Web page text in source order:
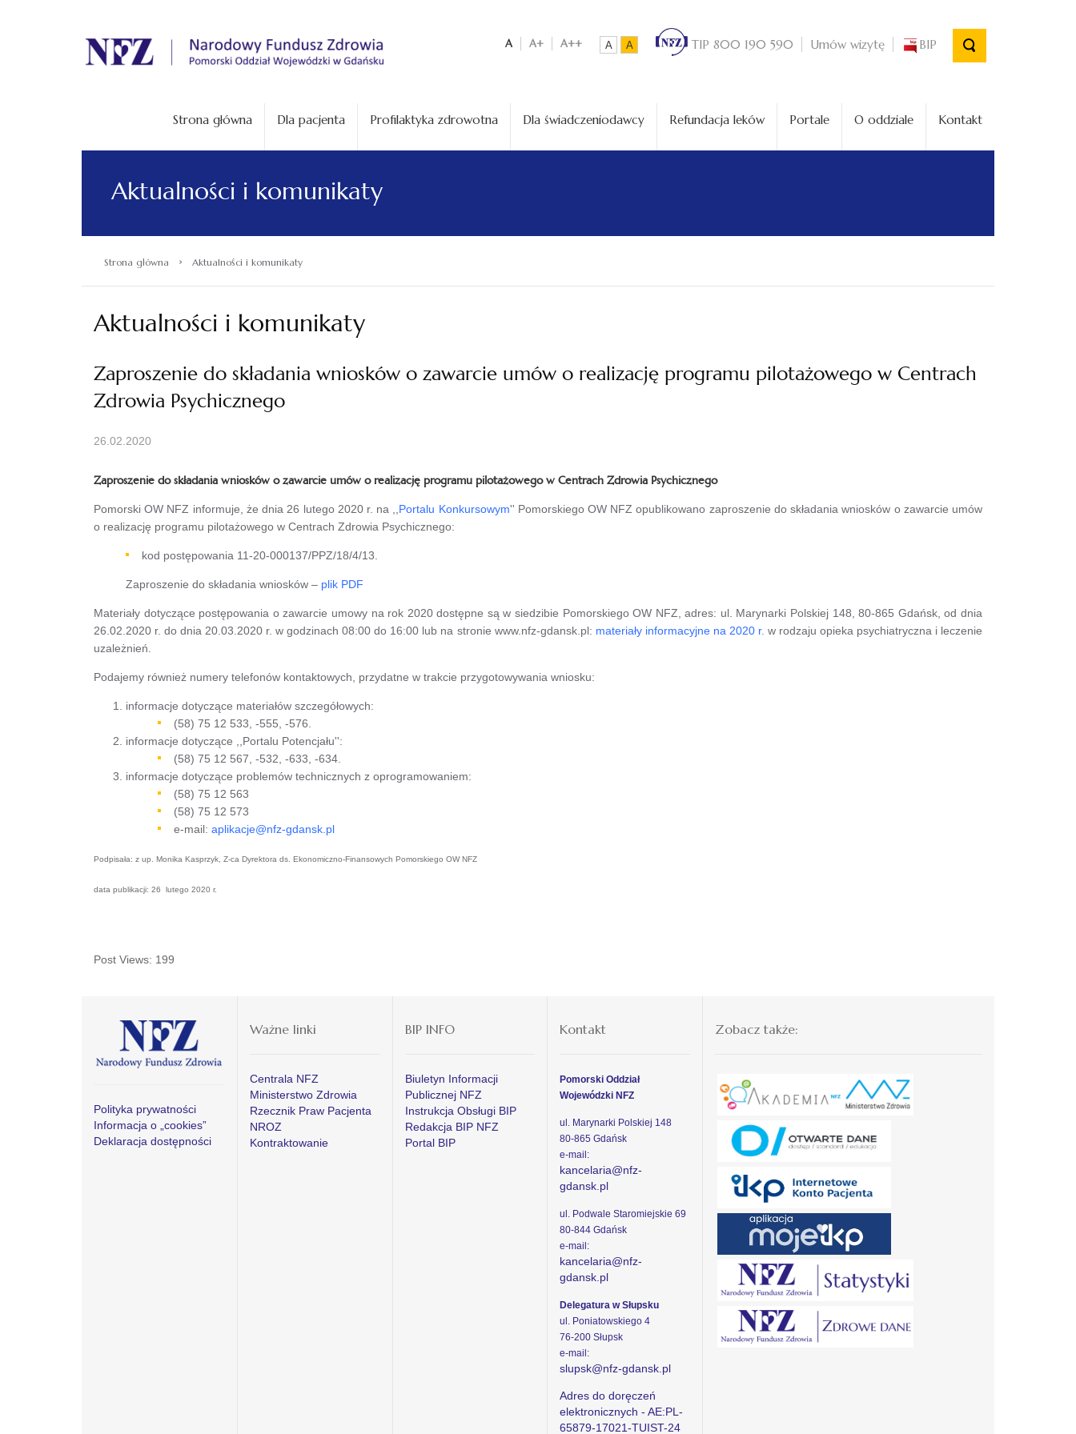
. A A+ A++ A A TIP 800 190 590 Umów wizytę BIP
Strona główna Dla pacjenta Profilaktyka zdrowotna Dla świadczeniodawcy Refundacja leków Portale O oddziale Kontakt
Aktualności i komunikaty
Strona główna › Aktualności i komunikaty
Aktualności i komunikaty
Zaproszenie do składania wniosków o zawarcie umów o realizację programu pilotażowego w Centrach
Zdrowia Psychicznego
26.02.2020
Zaproszenie do składania wniosków o zawarcie umów o realizację programu pilotażowego w Centrach Zdrowia Psychicznego
Pomorski OW NFZ informuje, że dnia 26 lutego 2020 r. na ,, Portalu Konkursowym'' Pomorskiego OW NFZ opublikowano zaproszenie do składania wniosków o zawarcie umów
o realizację programu pilotażowego w Centrach Zdrowia Psychicznego:
kod postępowania 11-20-000137/PPZ/18/4/13.
Zaproszenie do składania wniosków – plik PDF
Materiały dotyczące postępowania o zawarcie umowy na rok 2020 dostępne są w siedzibie Pomorskiego OW NFZ, adres: ul. Marynarki Polskiej 148, 80-865 Gdańsk, od dnia
26.02.2020 r. do dnia 20.03.2020 r. w godzinach 08:00 do 16:00 lub na stronie www.nfz-gdansk.pl: materiały informacyjne na 2020 r. w rodzaju opieka psychiatryczna i leczenie
uzależnień.
Podajemy również numery telefonów kontaktowych, przydatne w trakcie przygotowywania wniosku:
informacje dotyczące materiałów szczegółowych:
(58) 75 12 533, -555, -576.
informacje dotyczące ,,Portalu Potencjału'':
(58) 75 12 567, -532, -633, -634.
informacje dotyczące problemów technicznych z oprogramowaniem:
(58) 75 12 563
(58) 75 12 573
e-mail: aplikacje@nfz-gdansk.pl
Podpisała: z up. Monika Kasprzyk, Z-ca Dyrektora ds. Ekonomiczno-Finansowych Pomorskiego OW NFZ
data publikacji: 26 lutego 2020 r.
Post Views: 199
Polityka prywatności
Informacja o „cookies”
Deklaracja dostępności
Ważne linki
Centrala NFZ
Ministerstwo Zdrowia
Rzecznik Praw Pacjenta
NROZ
Kontraktowanie
BIP INFO
Biuletyn Informacji
Publicznej NFZ
Instrukcja Obsługi BIP
Redakcja BIP NFZ
Portal BIP
Kontakt
Pomorski Oddział
Wojewódzki NFZ
ul. Marynarki Polskiej 148
80-865 Gdańsk
e-mail:
kancelaria@nfz-
gdansk.pl
ul. Podwale Staromiejskie 69
80-844 Gdańsk
e-mail:
kancelaria@nfz-
gdansk.pl
Delegatura w Słupsku
ul. Poniatowskiego 4
76-200 Słupsk
e-mail:
slupsk@nfz-gdansk.pl
Adres do doręczeń
elektronicznych - AE:PL-
65879-17021-TUIST-24
Zobacz także: